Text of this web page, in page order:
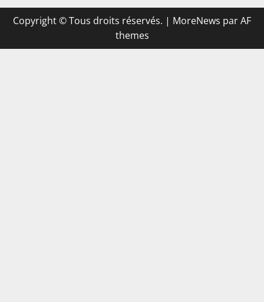
Copyright © Tous droits réservés. | MoreNews par AF
themes